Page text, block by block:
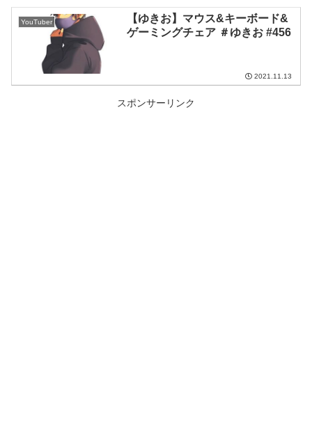
YouTuber
【ゆきお】マウス&キーボード&
ゲーミングチェア ＃ゆきお #456
2021.11.13
スポンサーリンク